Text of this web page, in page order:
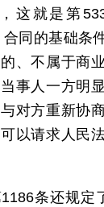
这就是第
合同的基础条
、不属于商
事人一方明
对方重新协
以请求人民
条还规定了